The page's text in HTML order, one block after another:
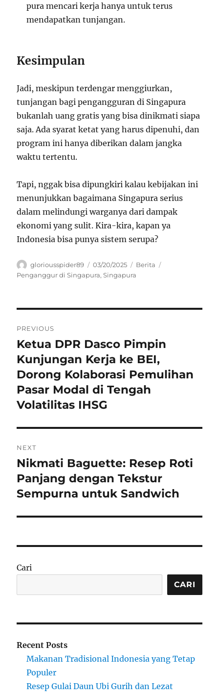
pura mencari kerja hanya untuk terus
mendapatkan tunjangan.
Kesimpulan
Jadi, meskipun terdengar menggiurkan,
tunjangan bagi pengangguran di Singapura
bukanlah uang gratis yang bisa dinikmati siapa
saja. Ada syarat ketat yang harus dipenuhi, dan
program ini hanya diberikan dalam jangka
waktu tertentu.
Tapi, nggak bisa dipungkiri kalau kebijakan ini
menunjukkan bagaimana Singapura serius
dalam melindungi warganya dari dampak
ekonomi yang sulit. Kira-kira, kapan ya
Indonesia bisa punya sistem serupa?
Author
gloriousspider89
Posted
on
03/20/2025 Categories
Berita
Penganggur di Singapura,Singapura
pos
PREVIOUS
Previous
post:
Ketua DPR Dasco Pimpin
Kunjungan Kerja ke BEI,
Dorong Kolaborasi Pemulihan
Pasar Modal di Tengah
Volatilitas IHSG
NEXT
Next
post:
Nikmati Baguette: Resep Roti
Panjang dengan Tekstur
Sempurna untuk Sandwich
Cari
CARI
Recent Posts
Makanan Tradisional Indonesia yang Tetap
Populer
Resep Gulai Daun Ubi Gurih dan Lezat